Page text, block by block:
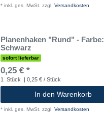
* inkl. ges. MwSt. zzgl. Versandkosten
Planenhaken "Rund" - Farbe:
Schwarz
sofort lieferbar
0,25 € *
1 Stück | 0,25 € / Stück
In den Warenkorb
* inkl. ges. MwSt. zzgl. Versandkosten